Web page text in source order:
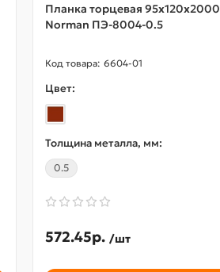
Планка торцевая 95х120х2000
Norman ПЭ-8004-0.5
6604-01
Цвет:
Толщина металла, мм:
0.5
572.45р. /шт